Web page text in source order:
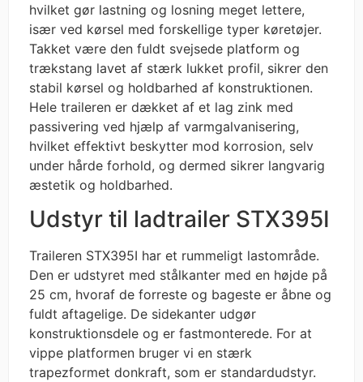
hvilket gør lastning og losning meget lettere,
især ved kørsel med forskellige typer køretøjer.
Takket være den fuldt svejsede platform og
trækstang lavet af stærk lukket profil, sikrer den
stabil kørsel og holdbarhed af konstruktionen.
Hele traileren er dækket af et lag zink med
passivering ved hjælp af varmgalvanisering,
hvilket effektivt beskytter mod korrosion, selv
under hårde forhold, og dermed sikrer langvarig
æstetik og holdbarhed.
Udstyr til ladtrailer STX395I
Traileren STX395I har et rummeligt lastområde.
Den er udstyret med stålkanter med en højde på
25 cm, hvoraf de forreste og bageste er åbne og
fuldt aftagelige. De sidekanter udgør
konstruktionsdele og er fastmonterede. For at
vippe platformen bruger vi en stærk
trapezformet donkraft, som er standardudstyr.